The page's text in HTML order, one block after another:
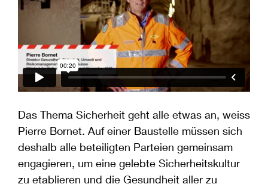
Das Thema Sicherheit geht alle etwas an, weiss
Pierre Bornet. Auf einer Baustelle müssen sich
deshalb alle beteiligten Parteien gemeinsam
engagieren, um eine gelebte Sicherheitskultur
zu etablieren und die Gesundheit aller zu